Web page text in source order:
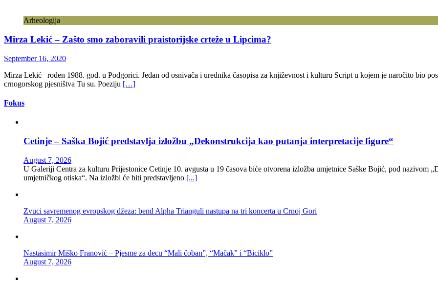
Arheologija
Mirza Lekić – Zašto smo zaboravili praistorijske crteže u Lipcima?
September 16, 2020
Mirza Lekić– rođen 1988. god. u Podgorici. Jedan od osnivača i urednika časopisa za književnost i kulturu Script u kojem je naročito bio
crnogorskog pjesništva Tu su. Poeziju […]
Fokus
Cetinje – Saška Bojić predstavlja izložbu „Dekonstrukcija kao putanja interpretacije figure“
August 7, 2026
U Galeriji Centra za kulturu Prijestonice Cetinje 10. avgusta u 19 časova biće otvorena izložba umjetnice Saške Bojić, pod nazivom
umjetničkog otiska“. Na izložbi će biti predstavljeno [...]
Zvuci savremenog evropskog džeza: bend Alpha Trianguli nastupa na tri koncerta u Crnoj Gori
August 7, 2026
Nastasimir Miško Franović – Pjesme za đecu “Mali čoban”, “Mačak” i “Biciklo”
August 7, 2026